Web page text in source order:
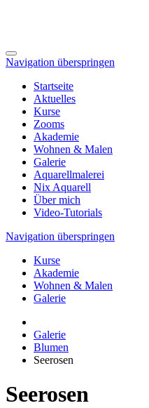
Navigation überspringen
Startseite
Aktuelles
Kurse
Zooms
Akademie
Wohnen & Malen
Galerie
Aquarellmalerei
Nix Aquarell
Über mich
Video-Tutorials
Navigation überspringen
Kurse
Akademie
Wohnen & Malen
Galerie
Galerie
Blumen
Seerosen
Seerosen